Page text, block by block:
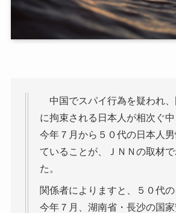
中国でスパイ行為を疑われ、
に拘束される日本人が相次ぐ
今年７月から５０代の日本人
ていることが、ＪＮＮの取材
た。
関係者によりますと、５０代
今年７月、湖南省・長沙の国